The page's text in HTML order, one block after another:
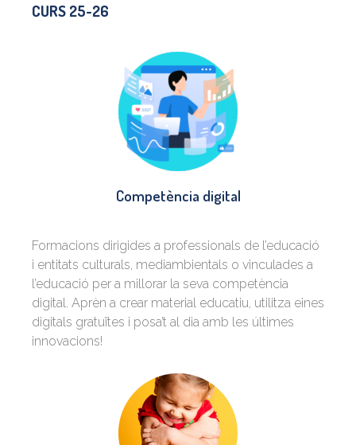
CURS 25-26
Competència digital
Formacions dirigides a professionals de l’educació
i entitats culturals, mediambientals o vinculades a
l’educació per a millorar la seva competència
digital. Aprèn a crear material educatiu, utilitza eines
digitals gratuïtes i posa’t al dia amb les últimes
innovacions!